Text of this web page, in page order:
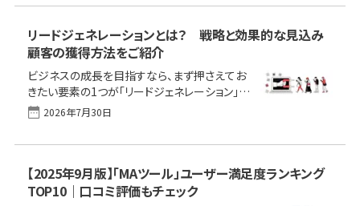
ーチャリングとは？ リードナーチャリングは、見
込み客（リード）との関係を深め、購買意欲を高
めるための戦略的なマーケティングプロセスで
す。 似た言葉として「リードジェネレーション」が
あります。リードジェネレーションは、リード（潜
在顧客）の発掘や獲得を目的とした活動です。一
リードジェネレーションとは？ 戦略と効果的な見込み
顧客の獲得方法をご紹介
ビジネスの成長を目指すなら、まず押さえてお
きたい要素の1つが「リードジェネレーション」で
す。これは、見込み顧客を効果的に獲得し、育成
するための一連のプロセスであり、売上を左右
功と見込み顧客を獲得する方法を詳しく解説し
ます。 ビジネス成長の鍵となるリードジェネレー
2026年7月30日
【2025年9月版】「MAツール」ユーザー満足度ランキング
TOP10｜口コミ評価もチェック